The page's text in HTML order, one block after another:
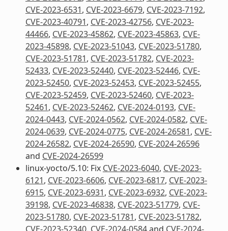
CVE-2023-6531, CVE-2023-6679, CVE-2023-7192,
CVE-2023-40791, CVE-2023-42756, CVE-2023-
44466, CVE-2023-45862, CVE-2023-45863, CVE-
2023-45898, CVE-2023-51043, CVE-2023-51780,
CVE-2023-51781, CVE-2023-51782, CVE-2023-
52433, CVE-2023-52440, CVE-2023-52446, CVE-
2023-52450, CVE-2023-52453, CVE-2023-52455,
CVE-2023-52459, CVE-2023-52460, CVE-2023-
52461, CVE-2023-52462, CVE-2024-0193, CVE-
2024-0443, CVE-2024-0562, CVE-2024-0582, CVE-
2024-0639, CVE-2024-0775, CVE-2024-26581, CVE-
2024-26582, CVE-2024-26590, CVE-2024-26596
and CVE-2024-26599
linux-yocto/5.10: Fix CVE-2023-6040, CVE-2023-
6121, CVE-2023-6606, CVE-2023-6817, CVE-2023-
6915, CVE-2023-6931, CVE-2023-6932, CVE-2023-
39198, CVE-2023-46838, CVE-2023-51779, CVE-
2023-51780, CVE-2023-51781, CVE-2023-51782,
CVE-2023-52340, CVE-2024-0584and CVE-2024-